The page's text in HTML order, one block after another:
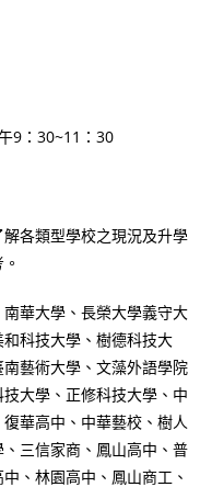
9：30~11：30
各類型學校之現況及升學
華大學、長榮大學義守大
科技大學、樹德科技大
藝術大學、文藻外語學院
大學、正修科技大學、中
華高中、中華藝校、樹人
三信家商、鳳山高中、普
、林園高中、鳳山商工、